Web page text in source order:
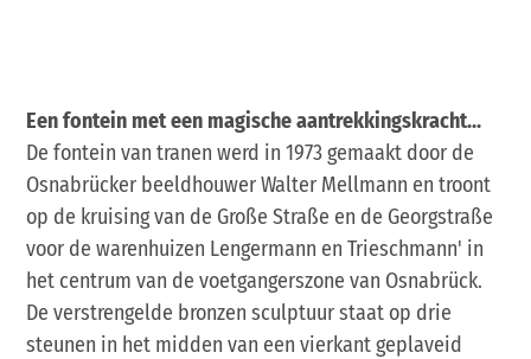
Een fontein met een magische aantrekkingskracht...
De fontein van tranen werd in 1973 gemaakt door de
Osnabrücker beeldhouwer Walter Mellmann en troont
op de kruising van de Große Straße en de Georgstraße
voor de warenhuizen Lengermann en Trieschmann' in
het centrum van de voetgangerszone van Osnabrück.
De verstrengelde bronzen sculptuur staat op drie
steunen in het midden van een vierkant geplaveid